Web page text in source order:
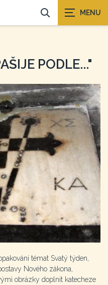
PODLE..."
témat Svatý týden,
Nového zákona,
obrázky doplnit katecheze